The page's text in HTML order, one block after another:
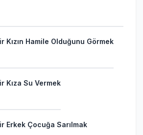
Kızın Hamile Olduğunu Görmek
Kıza Su Vermek
Erkek Çocuğa Sarılmak